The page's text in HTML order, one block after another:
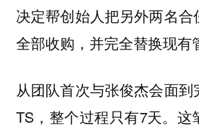
决定帮创始人把另外两名
全部收购，并完全替换现有
从团队首次与张俊杰会面到
TS，整个过程只有7天。这